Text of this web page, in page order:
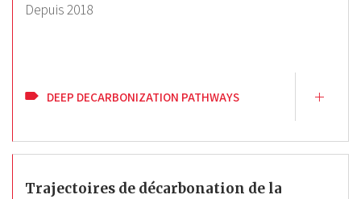
Depuis2018
DEEP DECARBONIZATION PATHWAYS
Trajectoires de décarbonation de la